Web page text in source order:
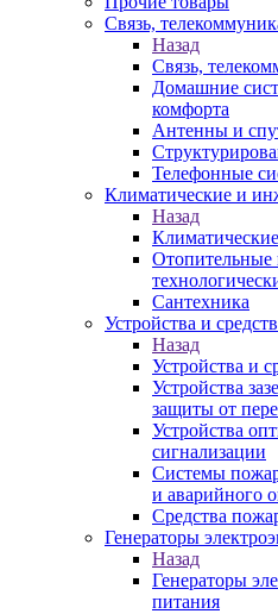
Связь,
Назад
Связь,
Домашние
комфорта
Антенны и
Телефонные
Климатические и
Назад
Отопительные
Сантехника
Устройства и
Назад
Устройства и
Устройства
защиты от
Устройства
сигнализации
Системы
и аварийного
Средства
Генераторы
Назад
Генераторы
питания